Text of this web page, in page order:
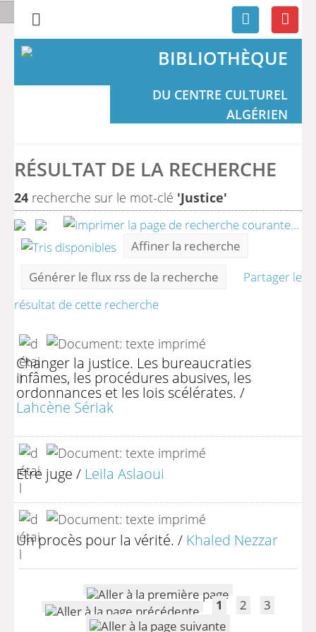
BIBLIOTHÈQUE
DU CENTRE CULTUREL
ALGÉRIEN
RÉSULTAT DE LA RECHERCHE
24 recherche sur le mot-clé 'Justice'
Affiner la recherche
Générer le flux rss de la recherche
Partager le
résultat de cette recherche
Changer la justice. Les bureaucraties
infâmes, les procédures abusives, les
ordonnances et les lois scélérates. /
Lahcène Sériak
Etre juge / Leila Aslaoui
Un procès pour la vérité. / Khaled Nezzar
1 2 3